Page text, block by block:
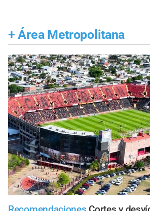
+ Área Metropolitana